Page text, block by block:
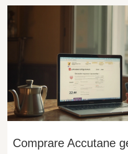
Comprare Accutane